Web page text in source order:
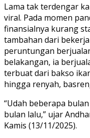
Lama tak terdengar
viral. Pada momen
finansialnya kurang
tambahan dari
peruntungan
belakangan, ia
terbuat dari bakso
hingga renyah,
“Udah beberapa
bulan lalu,” ujar
Kamis (13/11/2025).